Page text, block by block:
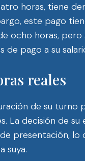
horas, tiene
este pago
ocho horas, pero
pago a su
reales
de su turno
La decisión de
presentación, lo
suya.